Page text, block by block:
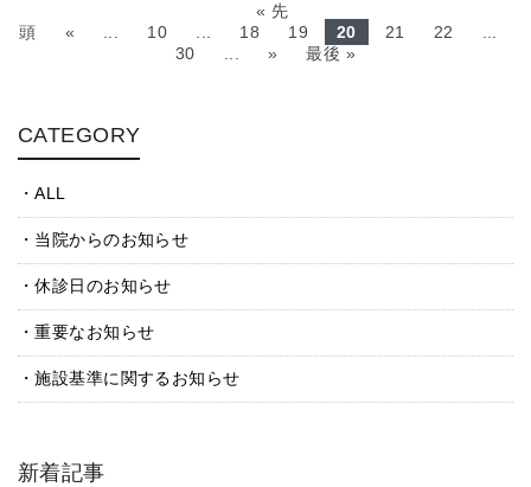
« 先
頭
« 10 18 19 20 21 22
30
» 最後 »
CATEGORY
ALL
当院からのお知らせ
休診日のお知らせ
重要なお知らせ
施設基準に関するお知らせ
新着記事